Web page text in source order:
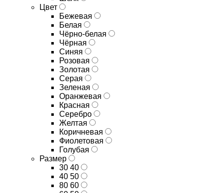
Цвет
Бежевая
Белая
Чёрно-белая
Чёрная
Синяя
Розовая
Золотая
Серая
Зеленая
Оранжевая
Красная
Серебро
Желтая
Коричневая
Фиолетовая
Голубая
Размер
30 40
40 50
80 60